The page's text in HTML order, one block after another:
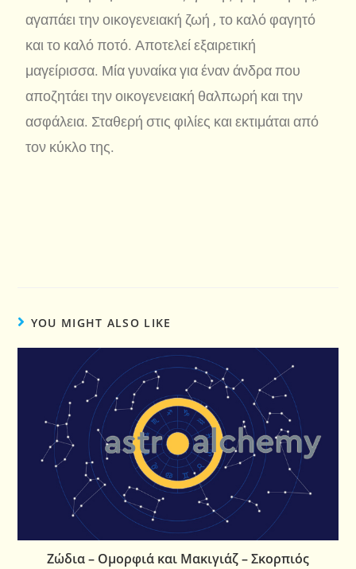
αγαπάει την οικογενειακή ζωή , το καλό φαγητό
και το καλό ποτό. Αποτελεί εξαιρετική
μαγείρισσα. Μία γυναίκα για έναν άνδρα που
αποζητάει την οικογενειακή θαλπωρή και την
ασφάλεια. Σταθερή στις φιλίες και εκτιμάται από
τον κύκλο της.
YOU MIGHT ALSO LIKE
Ζώδια – Ομορφιά και Μακιγιάζ – Σκορπιός